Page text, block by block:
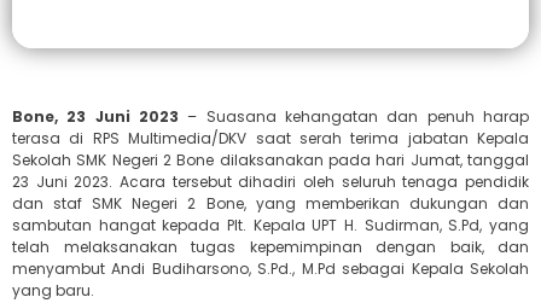
Bone, 23 Juni 2023 – Suasana kehangatan dan penuh harap
terasa di RPS Multimedia/DKV saat serah terima jabatan Kepala
Sekolah SMK Negeri 2 Bone dilaksanakan pada hari Jumat, tanggal
23 Juni 2023. Acara tersebut dihadiri oleh seluruh tenaga pendidik
dan staf SMK Negeri 2 Bone, yang memberikan dukungan dan
sambutan hangat kepada Plt. Kepala UPT H. Sudirman, S.Pd, yang
telah melaksanakan tugas kepemimpinan dengan baik, dan
menyambut Andi Budiharsono, S.Pd., M.Pd sebagai Kepala Sekolah
yang baru.